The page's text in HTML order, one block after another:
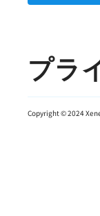
Copyright © 2024
プラ